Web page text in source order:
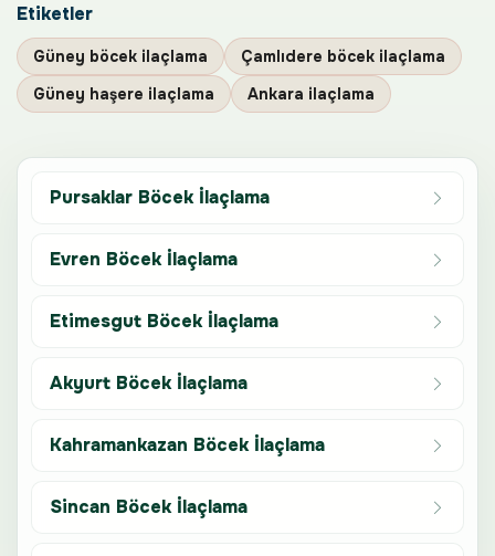
Pursaklar Böcek İlaçlama
Evren Böcek İlaçlama
Etimesgut Böcek İlaçlama
Akyurt Böcek İlaçlama
Kahramankazan Böcek İlaçlama
Sincan Böcek İlaçlama
Etiketler
Güney böcek ilaçlama
Çamlıdere böcek ilaçlama
Güney haşere ilaçlama
Ankara ilaçlama